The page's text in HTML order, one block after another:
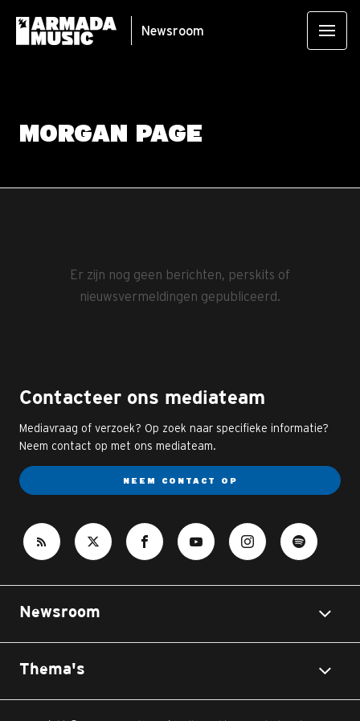
Newsroom
MORGAN PAGE
Er zijn nog geen berichten, perskits of
nieuwsvermeldingen gepubliceerd.
Contacteer ons mediateam
Mediavraag of verzoek? Op zoek naar specifieke informatie?
Neem contact op met ons mediateam.
NEEM CONTACT OP
Newsroom
Thema's